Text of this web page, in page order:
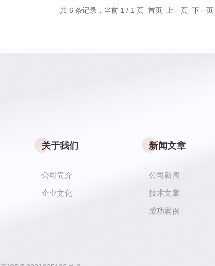
共 6 条记录，当前 1 / 1 页 首页 上一页 下一
关于我们
公司简介
企业文化
新闻文章
公司新闻
技术文章
成功案例